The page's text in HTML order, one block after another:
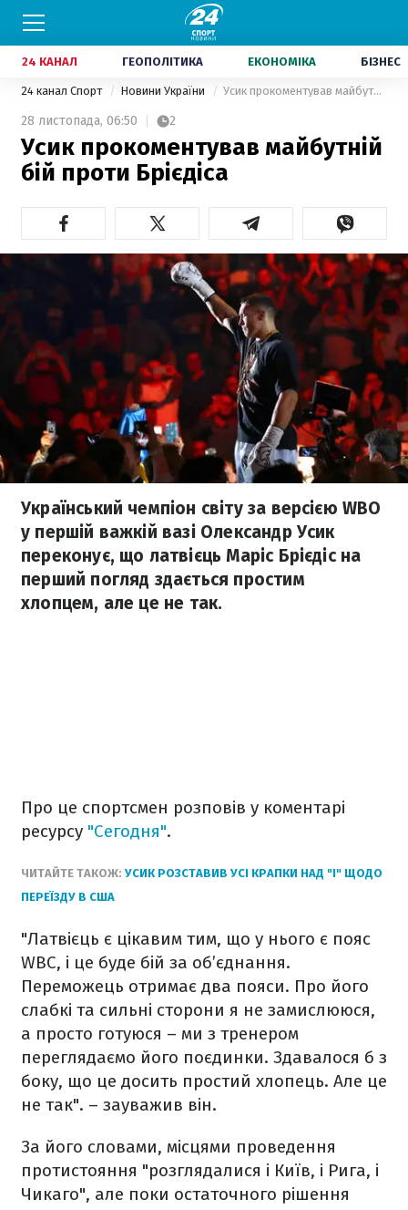
24 КАНАЛ ГЕОПОЛІТИКА ЕКОНОМІКА БІЗНЕС
24 канал Спорт Новини України Усик прокоментував майбутній бій проти Брієдіса
28 листопада, 06:50 2
Усик прокоментував майбутній
бій проти Брієдіса
Український чемпіон світу за версією WBO
у першій важкій вазі Олександр Усик
переконує, що латвієць Маріс Брієдіс на
перший погляд здається простим
хлопцем, але це не так.
Про це спортсмен розповів у коментарі
ресурсу "Сегодня".
ЧИТАЙТЕ ТАКОЖ: УСИК РОЗСТАВИВ УСІ КРАПКИ НАД "І" ЩОДО
ПЕРЕЇЗДУ В США
"Латвієць є цікавим тим, що у нього є пояс
WBC, і це буде бій за об’єднання.
Переможець отримає два пояси. Про його
слабкі та сильні сторони я не замислююся,
а просто готуюся – ми з тренером
переглядаємо його поєдинки. Здавалося б з
боку, що це досить простий хлопець. Але це
не так". – зауважив він.
За його словами, місцями проведення
протистояння "розглядалися і Київ, і Рига, і
Чикаго", але поки остаточного рішення